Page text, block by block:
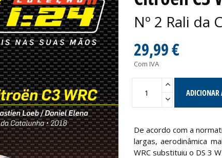
Nº 2 Rali da
29,99 €
Com IVA
ADICIONAR
De acordo com a
largas, aerodinâmica
WRC substituiu o DS 3